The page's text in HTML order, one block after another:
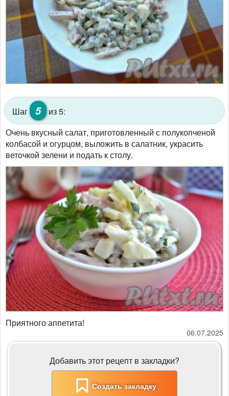
Шаг 5
из 5:
Очень вкусный салат, приготовленный с полукопченой
колбасой и огурцом, выложить в салатник, украсить
веточкой зелени и подать к столу.
Приятного аппетита!
06.07.2025
Добавить этот рецепт в закладки?
Создать закладку